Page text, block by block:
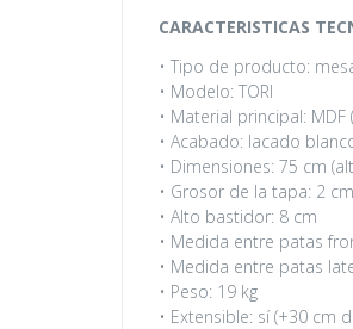
CARACTERISTICAS
• Tipo de producto:
• Modelo: TORI
• Material principal:
• Acabado: lacado
• Dimensiones: 75 cm
• Grosor de la tapa: 2 cm
• Alto bastidor: 8 cm
• Medida entre patas
• Medida entre patas
• Peso: 19 kg
• Extensible: sí (+30 cm